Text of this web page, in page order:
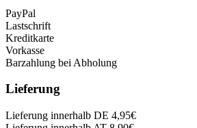
PayPal
Lastschrift
Kreditkarte
Vorkasse
Barzahlung bei Abholung
Lieferung
Lieferung innerhalb DE 4,95€